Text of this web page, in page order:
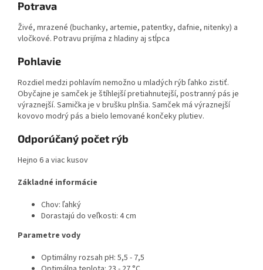
Potrava
Živé, mrazené (buchanky, artemie, patentky, dafnie, nitenky) a
vločkové. Potravu prijíma z hladiny aj stĺpca
Pohlavie
Rozdiel medzi pohlavím nemožno u mladých rýb ľahko zistiť.
Obyčajne je samček je štíhlejší pretiahnutejší, postranný pás je
výraznejší. Samička je v brušku plnšia. Samček má výraznejší
kovovo modrý pás a bielo lemované končeky plutiev.
Odporúčaný počet rýb
Hejno 6 a viac kusov
Základné informácie
Chov: ľahký
Dorastajú do veľkosti: 4 cm
Parametre vody
Optimálny rozsah pH: 5,5 - 7,5